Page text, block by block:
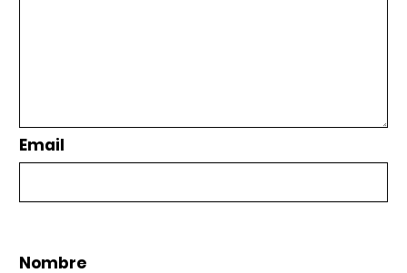
Email
Nombre